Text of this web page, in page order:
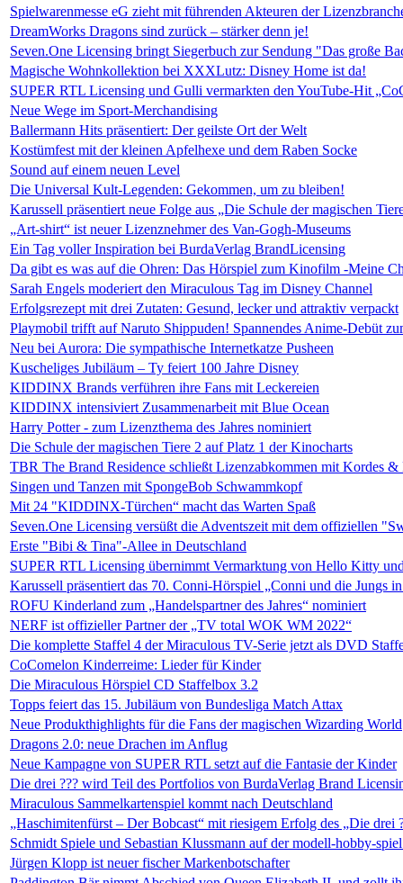
Spielwarenmesse eG zieht mit führenden Akteuren der
DreamWorks Dragons sind zurück – stärker denn je!
Seven.One Licensing bringt Siegerbuch zur Sendung "Das große
Magische Wohnkollektion bei XXXLutz: Disney Home ist da!
SUPER RTL Licensing und Gulli vermarkten den YouTube-Hit
Neue Wege im Sport-Merchandising
Ballermann Hits präsentiert: Der geilste Ort der Welt
Kostümfest mit der kleinen Apfelhexe und dem Raben Socke
Sound auf einem neuen Level
Die Universal Kult-Legenden: Gekommen, um zu bleiben!
Karussell präsentiert neue Folge aus „Die Schule der magischen
„Art-shirt“ ist neuer Lizenznehmer des Van-Gogh-Museums
Ein Tag voller Inspiration bei BurdaVerlag BrandLicensing
Da gibt es was auf die Ohren: Das Hörspiel zum Kinofilm -Meine
Sarah Engels moderiert den Miraculous Tag im Disney Channel
Erfolgsrezept mit drei Zutaten: Gesund, lecker und attraktiv verpackt
Playmobil trifft auf Naruto Shippuden! Spannendes Anime-Debüt
Neu bei Aurora: Die sympathische Internetkatze Pusheen
Kuscheliges Jubiläum – Ty feiert 100 Jahre Disney
KIDDINX Brands verführen ihre Fans mit Leckereien
KIDDINX intensiviert Zusammenarbeit mit Blue Ocean
Harry Potter - zum Lizenzthema des Jahres nominiert
Die Schule der magischen Tiere 2 auf Platz 1 der Kinocharts
TBR The Brand Residence schließt Lizenzabkommen mit Kordes
Singen und Tanzen mit SpongeBob Schwammkopf
Mit 24 "KIDDINX-Türchen“ macht das Warten Spaß
Seven.One Licensing versüßt die Adventszeit mit dem offiziellen
Erste "Bibi & Tina"-Allee in Deutschland
SUPER RTL Licensing übernimmt Vermarktung von Hello Kitty
Karussell präsentiert das 70. Conni-Hörspiel „Conni und die Jungs
ROFU Kinderland zum „Handelspartner des Jahres“ nominiert
NERF ist offizieller Partner der „TV total WOK WM 2022“
Die komplette Staffel 4 der Miraculous TV-Serie jetzt als DVD
CoComelon Kinderreime: Lieder für Kinder
Die Miraculous Hörspiel CD Staffelbox 3.2
Topps feiert das 15. Jubiläum von Bundesliga Match Attax
Neue Produkthighlights für die Fans der magischen Wizarding World
Dragons 2.0: neue Drachen im Anflug
Neue Kampagne von SUPER RTL setzt auf die Fantasie der Kinder
Die drei ??? wird Teil des Portfolios von BurdaVerlag Brand
Miraculous Sammelkartenspiel kommt nach Deutschland
„Haschimitenfürst – Der Bobcast“ mit riesigem Erfolg des „Die drei
Schmidt Spiele und Sebastian Klussmann auf der modell-hobby-
Jürgen Klopp ist neuer fischer Markenbotschafter